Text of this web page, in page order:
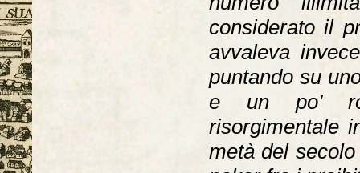
considerato il
avvaleva
puntando su
e un po’
risorgimentale
metà del